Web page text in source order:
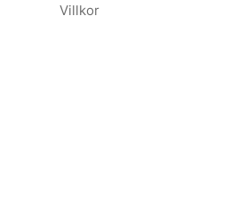
Villkor